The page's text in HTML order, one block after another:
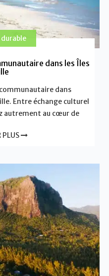
dans les Îles
dans
Entre échange culturel
autrement au cœur de
PLUS